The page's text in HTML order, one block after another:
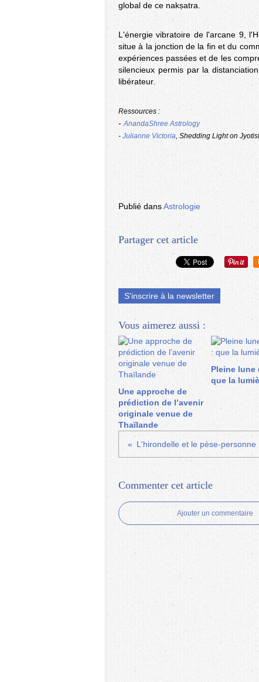
global de ce nakṣatra.
L'énergie vibratoire de l'arcane 9,
situe à la jonction de la fin et du
expériences passées et de les
silencieux permis par la
libérateur.
Ressources :
- AnandaShree Astrology
- Julianne Victoria, Shedding Light on
Publié dansAstrologie
Partager cet article
S'inscrire à la newsletter
Vous aimerez aussi :
Une approche de
prédiction de l’avenir
originale venue de
Thaïlande
Pleine lune
que la
L'hirondelle et le pèse-personne
Commenter cet article
Ajouter un commentaire